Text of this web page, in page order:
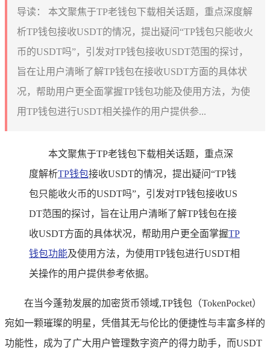
导读：
本文聚焦于TP老钱包下载相关话题，重点深度解
析TP钱包接收USDT的情况，提出疑问“TP钱包只能收火
币的USDT吗”，引发对TP钱包接收USDT范围的探讨，
旨在让用户清晰了解TP钱包在接收USDT方面的具体状
况，帮助用户更全面掌握TP钱包功能及使用方法，为使
用TP钱包进行USDT相关操作的用户提供参...
本文聚焦于TP老钱包下载相关话题，重点深
度解析TP钱包接收USDT的情况，提出疑问“TP钱
包只能收火币的USDT吗”，引发对TP钱包接收US
DT范围的探讨，旨在让用户清晰了解TP钱包在接
收USDT方面的具体状况，帮助用户更全面掌握TP
钱包功能及使用方法，为使用TP钱包进行USDT相
关操作的用户提供参考依据。
在当今蓬勃发展的加密货币领域,TP钱包（TokenPocket）
宛如一颗璀璨的明星，凭借其无与伦比的便捷性与丰富多样的
功能性，成为了广大用户管理数字资产的得力助手，而USDT